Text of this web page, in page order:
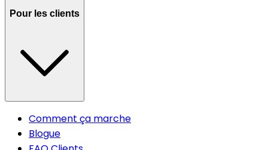
Pour les clients
Comment ça marche
Blogue